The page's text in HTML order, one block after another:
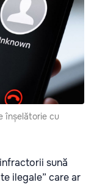
înșelătorie cu
sună
ilegale” care ar